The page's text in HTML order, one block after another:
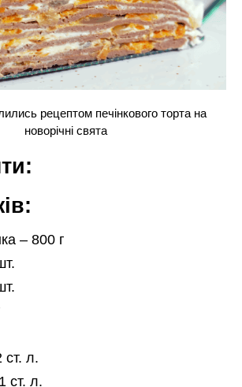
рецептом печінкового торта на
новорічні свята
– 800 г
л.
ст. л.